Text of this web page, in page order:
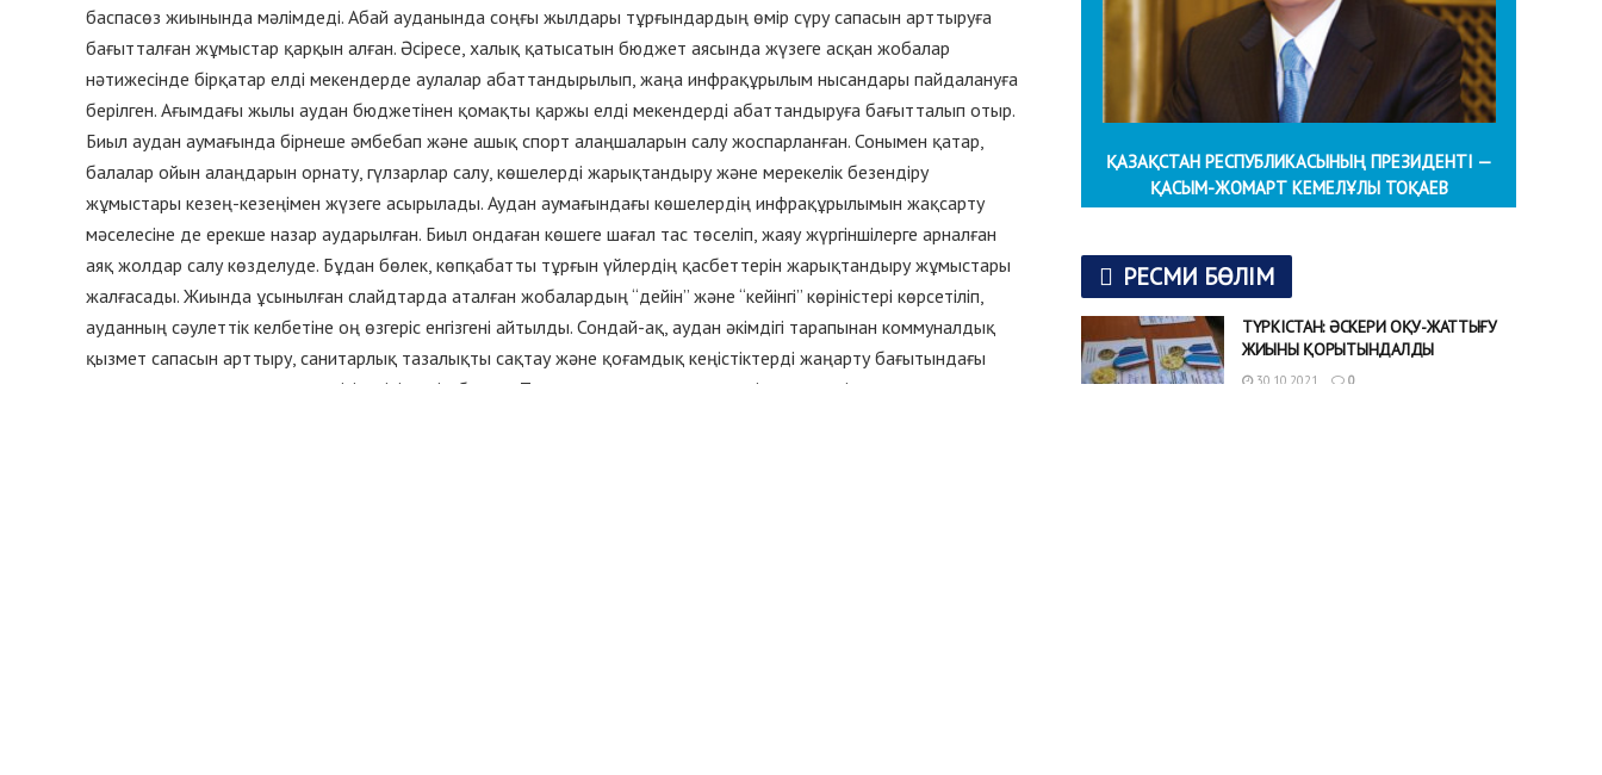
баспасөз жиынында мәлімдеді. Абай ауданында соңғы жылдары тұрғындардың өмір сүру сапасын арттыруға
бағытталған жұмыстар қарқын алған. Әсіресе, халық қатысатын бюджет аясында жүзеге асқан жобалар
нәтижесінде бірқатар елді мекендерде аулалар абаттандырылып, жаңа инфрақұрылым нысандары пайдалануға
берілген. Ағымдағы жылы аудан бюджетінен қомақты қаржы елді мекендерді абаттандыруға бағытталып отыр.
Биыл аудан аумағында бірнеше әмбебап және ашық спорт алаңшаларын салу жоспарланған. Сонымен қатар,
балалар ойын алаңдарын орнату, гүлзарлар салу, көшелерді жарықтандыру және мерекелік безендіру
жұмыстары кезең-кезеңімен жүзеге асырылады. Аудан аумағындағы көшелердің инфрақұрылымын жақсарту
мәселесіне де ерекше назар аударылған. Биыл ондаған көшеге шағал тас төселіп, жаяу жүргіншілерге арналған
аяқ жолдар салу көзделуде. Бұдан бөлек, көпқабатты тұрғын үйлердің қасбеттерін жарықтандыру жұмыстары
жалғасады. Жиында ұсынылған слайдтарда аталған жобалардың “дейін” және “кейінгі” көріністері көрсетіліп,
ауданның сәулеттік келбетіне оң өзгеріс енгізгені айтылды. Сондай-ақ, аудан әкімдігі тарапынан коммуналдық
қызмет сапасын арттыру, санитарлық тазалықты сақтау және қоғамдық кеңістіктерді жаңарту бағытындағы
жұмыстар тұрақты түрде жүргізілетіні мәлім болды. Тұрғындар тарапынан көтерілген өзекті мәселелер де кезең-
ҚАЗАҚСТАН РЕСПУБЛИКАСЫНЫҢ ПРЕЗИДЕНТІ —
ҚАСЫМ-ЖОМАРТ КЕМЕЛҰЛЫ ТОҚАЕВ
РЕСМИ БӨЛІМ
ТҮРКІСТАН: ӘСКЕРИ ОҚУ-ЖАТТЫҒУ
ЖИЫНЫ ҚОРЫТЫНДАЛДЫ
30.10.2021 0